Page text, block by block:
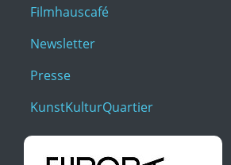
Filmhauscafé
Newsletter
Presse
KunstKulturQuartier